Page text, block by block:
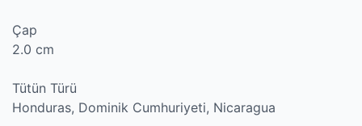
Çap
2.0 cm
Tütün Türü
Honduras, Dominik Cumhuriyeti, Nicaragua